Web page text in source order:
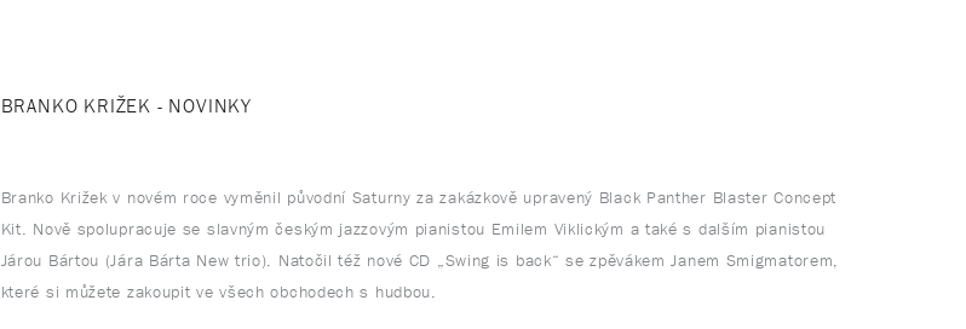
BRANKO KRIŽEK - NOVINKY
Branko Križek v novém roce vyměnil původní Saturny za zakázkově upravený Black Panther Blaster Concept
Kit. Nově spolupracuje se slavným českým jazzovým pianistou Emilem Viklickým a také s dalším pianistou
Járou Bártou (Jára Bárta New trio). Natočil též nové CD „Swing is back“ se zpěvákem Janem Smigmatorem,
které si můžete zakoupit ve všech obchodech s hudbou.